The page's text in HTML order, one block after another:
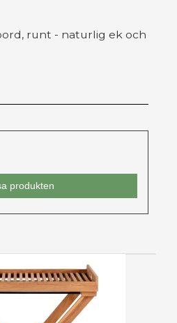
runt - naturlig ek och
produkten